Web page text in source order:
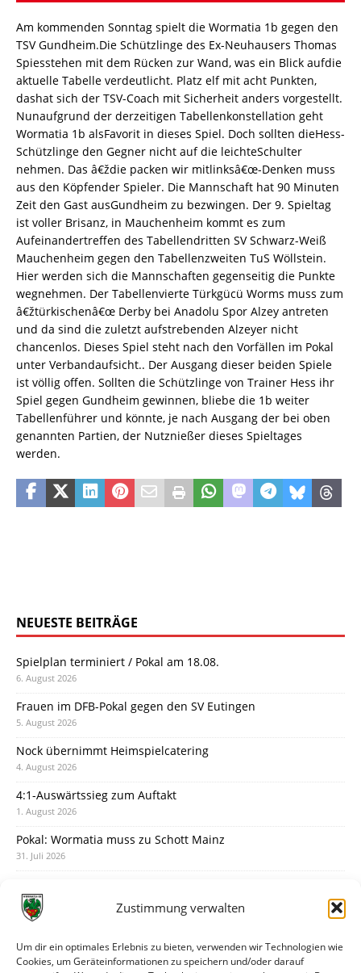
Zustimmung verwalten
Um dir ein optimales Erlebnis zu bieten, verwenden wir Technologien wie
Cookies, um Geräteinformationen zu speichern und/oder darauf
Am kommenden Sonntag spielt die Wormatia 1b gegen den
TSV Gundheim.Die Schützlinge des Ex-Neuhausers Thomas
Spiesstehen mit dem Rücken zur Wand, was ein Blick aufdie
aktuelle Tabelle verdeutlicht. Platz elf mit acht Punkten,
dashat sich der TSV-Coach mit Sicherheit anders vorgestellt.
Nunaufgrund der derzeitigen Tabellenkonstellation geht
Wormatia 1b alsFavorit in dieses Spiel. Doch sollten dieHess-
Schützlinge den Gegner nicht auf die leichteSchulter
nehmen. Das â€ždie packen wir mitlinksâ€œ-Denken muss
aus den Köpfender Spieler. Die Mannschaft hat 90 Minuten
Zeit den Gast ausGundheim zu bezwingen. Der 9. Spieltag
ist voller Brisanz, in Mauchenheim kommt es zum
Aufeinandertreffen des Tabellendritten SV Schwarz-Weiß
Mauchenheim gegen den Tabellenzweiten TuS Wöllstein.
Hier werden sich die Mannschaften gegenseitig die Punkte
wegnehmen. Der Tabellenvierte Türkgücü Worms muss zum
â€žtürkischenâ€œ Derby bei Anadolu Spor Alzey antreten
und da sind die zuletzt aufstrebenden Alzeyer nicht
chancenlos. Dieses Spiel steht nach den Vorfällen im Pokal
unter Verbandaufsicht.. Der Ausgang dieser beiden Spiele
ist völlig offen. Sollten die Schützlinge von Trainer Hess ihr
Spiel gegen Gundheim gewinnen, bliebe die 1b weiter
Tabellenführer und könnte, je nach Ausgang der bei oben
genannten Partien, der Nutznießer dieses Spieltages
werden.
NEUESTE BEITRÄGE
Spielplan terminiert / Pokal am 18.08.
6. August 2026
Frauen im DFB-Pokal gegen den SV Eutingen
5. August 2026
Nock übernimmt Heimspielcatering
4. August 2026
4:1-Auswärtssieg zum Auftakt
1. August 2026
Pokal: Wormatia muss zu Schott Mainz
31. Juli 2026
30. Juli 2026
28. Juli 2026